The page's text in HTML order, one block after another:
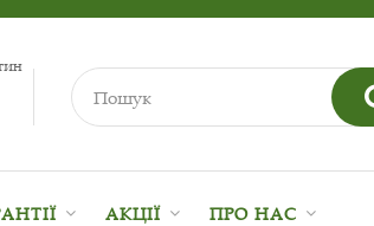
АКЦІЇ ПРО НАС